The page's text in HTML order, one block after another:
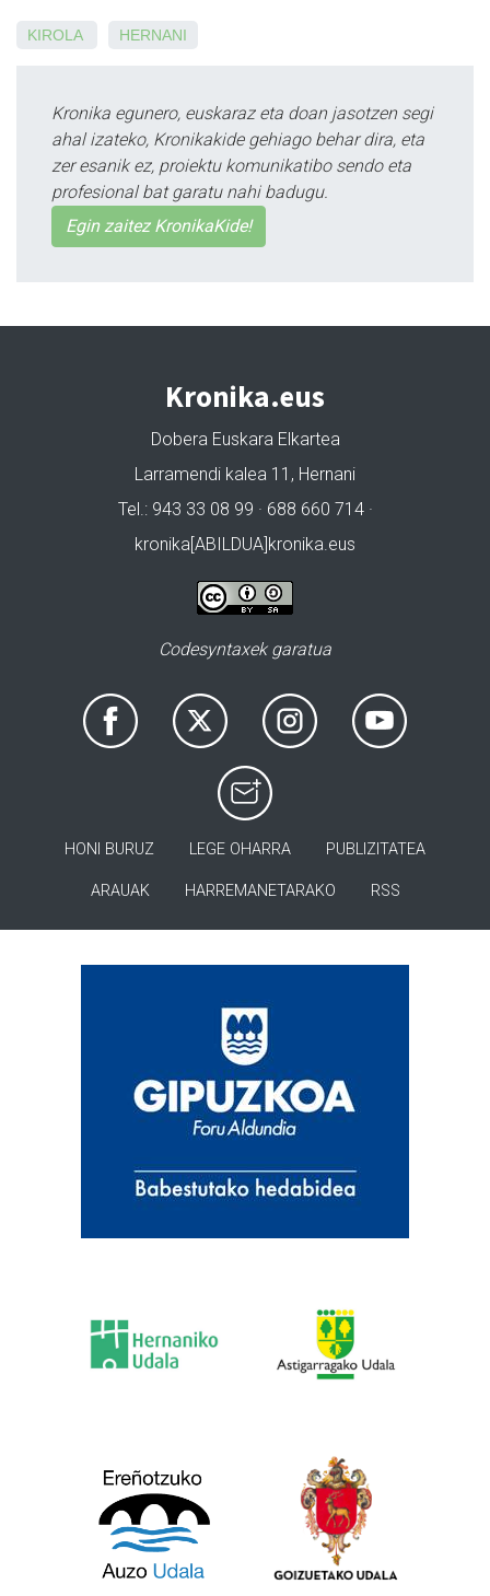
KIROLA HERNANI
Kronika egunero, euskaraz eta doan jasotzen segi
ahal izateko, Kronikakide gehiago behar dira, eta
zer esanik ez, proiektu komunikatibo sendo eta
profesional bat garatu nahi badugu.
Egin zaitez KronikaKide!
Kronika.eus
Dobera Euskara Elkartea
Larramendi kalea 11, Hernani
Tel.: 943 33 08 99 · 688 660 714 ·
kronika[ABILDUA]kronika.eus
Codesyntaxek garatua
HONI BURUZ LEGE OHARRA PUBLIZITATEA
ARAUAK HARREMANETARAKO RSS